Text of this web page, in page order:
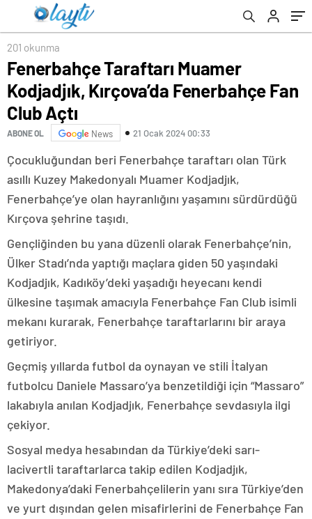
201 okunma
Fenerbahçe Taraftarı Muamer
Kodjadjık, Kırçova’da Fenerbahçe Fan
Club Açtı
ABONE OL News 21 Ocak 2024 00:33
Çocukluğundan beri Fenerbahçe taraftarı olan Türk
asıllı Kuzey Makedonyalı Muamer Kodjadjık,
Fenerbahçe’ye olan hayranlığını yaşamını sürdürdüğü
Kırçova şehrine taşıdı.
Gençliğinden bu yana düzenli olarak Fenerbahçe’nin,
Ülker Stadı’nda yaptığı maçlara giden 50 yaşındaki
Kodjadjık, Kadıköy’deki yaşadığı heyecanı kendi
ülkesine taşımak amacıyla Fenerbahçe Fan Club isimli
mekanı kurarak, Fenerbahçe taraftarlarını bir araya
getiriyor.
Geçmiş yıllarda futbol da oynayan ve stili İtalyan
futbolcu Daniele Massaro’ya benzetildiği için “Massaro”
lakabıyla anılan Kodjadjık, Fenerbahçe sevdasıyla ilgi
çekiyor.
Sosyal medya hesabından da Türkiye’deki sarı-
lacivertli taraftarlarca takip edilen Kodjadjık,
Makedonya’daki Fenerbahçelilerin yanı sıra Türkiye’den
ve yurt dışından gelen misafirlerini de Fenerbahçe Fan